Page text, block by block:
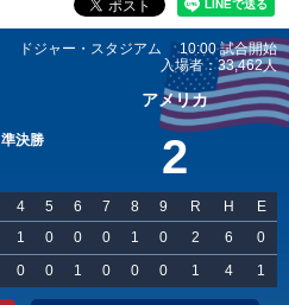
ドジャー・スタジアム 10:00 試合開始
入場者：33,462人
準決勝
アメリカ
2
4 5 6 7 8 9 R H
E
1 0 0 0 1 0 2 6
0
0 0 1 0 0 0 1 4 1